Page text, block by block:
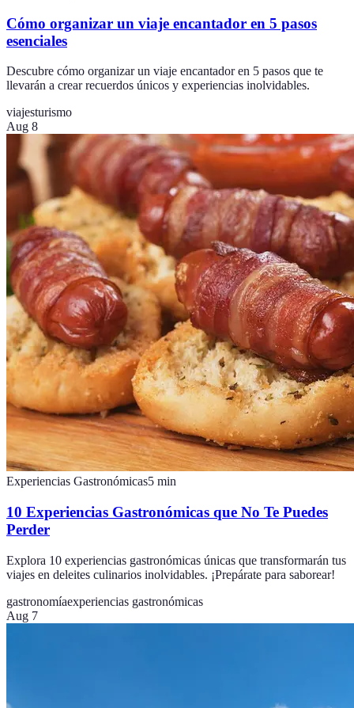
Cómo organizar un viaje encantador en 5 pasos
esenciales
Descubre cómo organizar un viaje encantador en 5 pasos que te
llevarán a crear recuerdos únicos y experiencias inolvidables.
viajesturismo
Aug 8
Experiencias Gastronómicas5 min
10 Experiencias Gastronómicas que No Te Puedes
Perder
Explora 10 experiencias gastronómicas únicas que transformarán tus
viajes en deleites culinarios inolvidables. ¡Prepárate para saborear!
gastronomíaexperiencias gastronómicas
Aug 7